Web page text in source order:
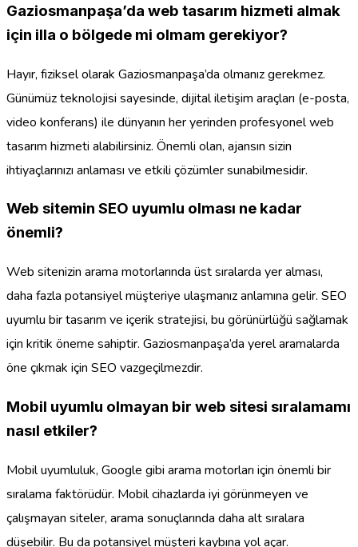
Gaziosmanpaşa’da web tasarım hizmeti almak
için illa o bölgede mi olmam gerekiyor?
Hayır, fiziksel olarak Gaziosmanpaşa’da olmanız gerekmez.
Günümüz teknolojisi sayesinde, dijital iletişim araçları (e-posta,
video konferans) ile dünyanın her yerinden profesyonel web
tasarım hizmeti alabilirsiniz. Önemli olan, ajansın sizin
ihtiyaçlarınızı anlaması ve etkili çözümler sunabilmesidir.
Web sitemin SEO uyumlu olması ne kadar
önemli?
Web sitenizin arama motorlarında üst sıralarda yer alması,
daha fazla potansiyel müşteriye ulaşmanız anlamına gelir. SEO
uyumlu bir tasarım ve içerik stratejisi, bu görünürlüğü sağlamak
için kritik öneme sahiptir. Gaziosmanpaşa’da yerel aramalarda
öne çıkmak için SEO vazgeçilmezdir.
Mobil uyumlu olmayan bir web sitesi sıralamamı
nasıl etkiler?
Mobil uyumluluk, Google gibi arama motorları için önemli bir
sıralama faktörüdür. Mobil cihazlarda iyi görünmeyen ve
çalışmayan siteler, arama sonuçlarında daha alt sıralara
düşebilir. Bu da potansiyel müşteri kaybına yol açar.